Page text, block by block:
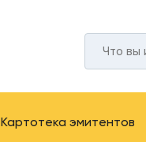
Картотека эмитентов